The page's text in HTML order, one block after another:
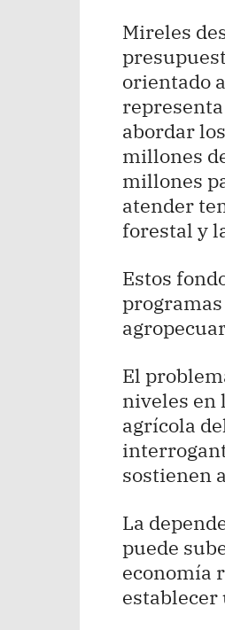
Mireles
orientado
abordar
millones
millones
atender
forestal y
Estos
El
niveles en
agrícola
sostienen
La
puede
economía
establecer